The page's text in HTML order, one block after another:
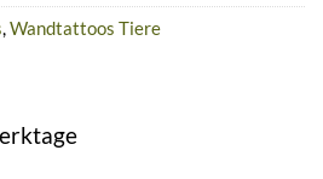
,Wandtattoos Tiere